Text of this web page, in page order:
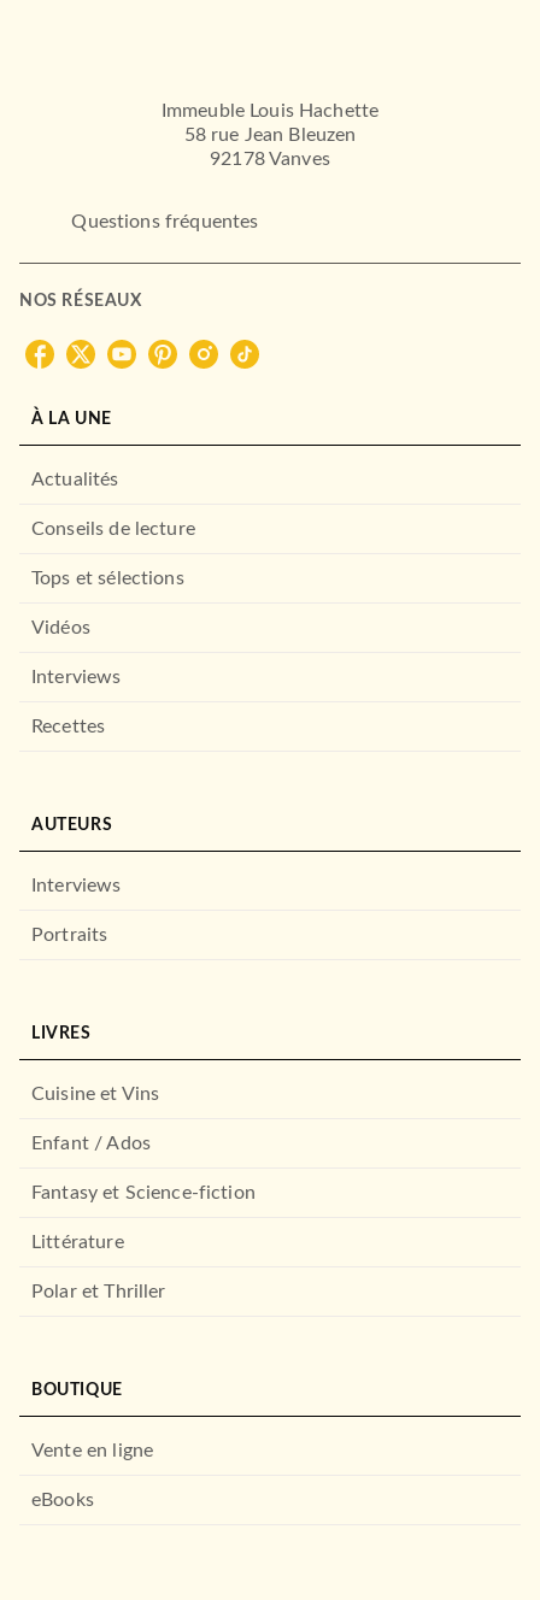
HISTOIRE
Histoire des Pays-Bas
19/03/2003
04/10/2006
FAYARD
Le livre noir du nucléaire
Aquilino Morelle
Immeuble Louis Hachette
58 rue Jean Bleuzen
92178 Vanves
Questions fréquentes
NOS RÉSEAUX
À LA UNE
Actualités
Conseils de lecture
Tops et sélections
Vidéos
Interviews
Recettes
AUTEURS
Interviews
Portraits
LIVRES
Cuisine et Vins
Enfant / Ados
Fantasy et Science-fiction
Littérature
Polar et Thriller
BOUTIQUE
Vente en ligne
eBooks